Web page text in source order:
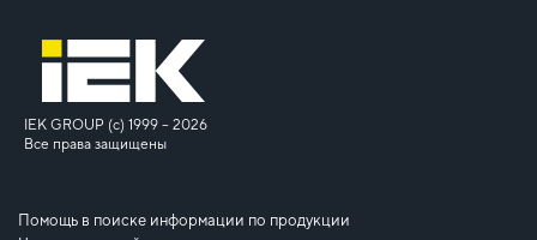
IEK GROUP (c) 1999 – 2026
Все права защищены
Помощь в поиске информации по продукции